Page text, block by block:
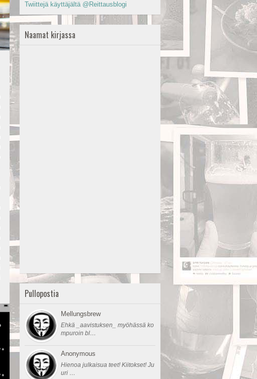
Twiittejä käyttäjältä @Reittausblogi
Naamat kirjassa
Pullopostia
Mellungsbrew
Ehkä _aavistuksen_ myöhässä ko
mpuroin bl…
Anonymous
Hienoa julkaisua teet! Kiitokset! Ju
uri …